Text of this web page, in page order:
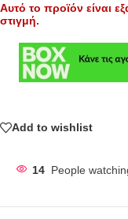
Αυτό το προϊόν είναι
στιγμή.
Add to wishlist
14 People